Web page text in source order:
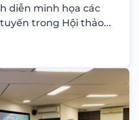
diễn minh họa các
trong Hội thảo...